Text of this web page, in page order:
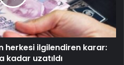
herkesi ilgilendiren karar:
kadar uzatıldı